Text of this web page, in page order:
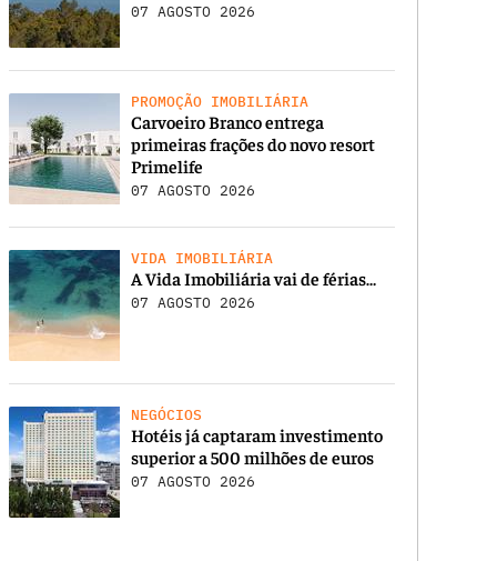
07 AGOSTO 2026
PROMOÇÃO IMOBILIÁRIA
Carvoeiro Branco entrega
primeiras frações do novo resort
Primelife
07 AGOSTO 2026
VIDA IMOBILIÁRIA
A Vida Imobiliária vai de férias…
07 AGOSTO 2026
NEGÓCIOS
Hotéis já captaram investimento
superior a 500 milhões de euros
07 AGOSTO 2026